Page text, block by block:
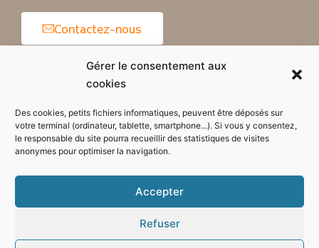
Gérer le consentement aux
cookies
Des cookies, petits fichiers informatiques, peuvent être déposés sur
votre terminal (ordinateur, tablette, smartphone...). Si vous y consentez,
le responsable du site pourra recueillir des statistiques de visites
anonymes pour optimiser la navigation.
Accepter
Refuser
Contactez-nous
Horaires d'ouverture de la mairie